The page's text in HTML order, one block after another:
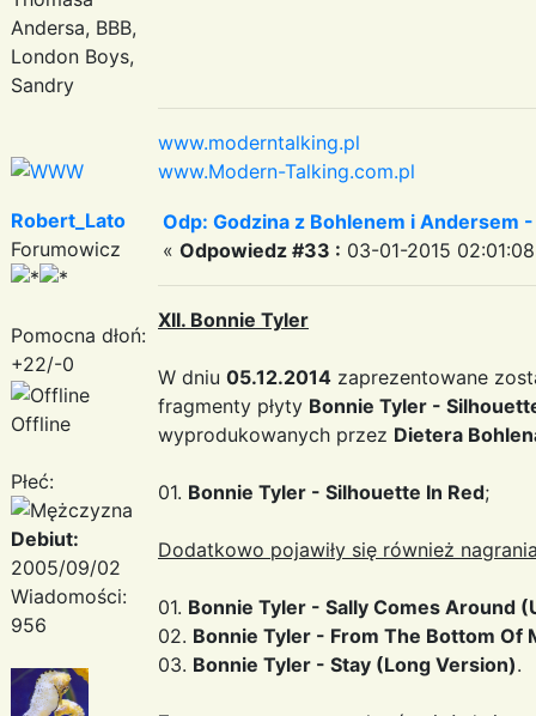
Andersa, BBB,
London Boys,
Sandry
www.moderntalking.pl
www.Modern-Talking.com.pl
Robert_Lato
Forumowicz
Pomocna dłoń:
+22/-0
Offline
Płeć:
Debiut:
2005/09/02
Wiadomości:
956
Odp: Godzina z Bohlenem i Andersem
« Odpowiedz #33 : 03-01-2015
XII. Bonnie Tyler
W dniu 05.12.2014 zaprezentowane
fragmenty płyty Bonnie Tyler -
wyprodukowanych przez Dietera
01. Bonnie Tyler - Silhouette In Red;
Dodatkowo pojawiły się również
01. Bonnie Tyler - Sally Comes Around
02. Bonnie Tyler - From The Bottom Of
03. Bonnie Tyler - Stay (Long Version).